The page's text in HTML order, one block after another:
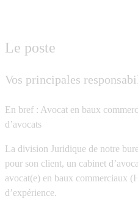
Le poste
Vos principales
En bref : Avocat en baux
d’avocats
La division Juridique de notre
pour son client, un cabinet
avocat(e) en baux commerciaux
d’expérience.